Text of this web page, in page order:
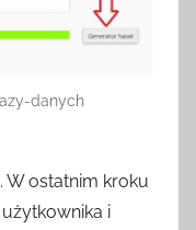
danych
W ostatnim kroku
i